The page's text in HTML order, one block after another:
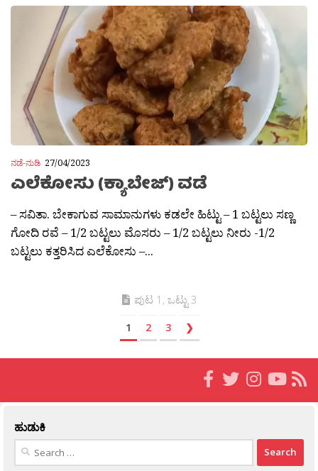
ನಡೆ-ನುಡಿ 27/04/2023
ಎಲೆಕೋಸು (ಕ್ಯಾಬೇಜ್) ವಡೆ
– ಸವಿತಾ. ಬೇಕಾಗುವ ಸಾಮಾನುಗಳು ಕಡಲೇ ಹಿಟ್ಟು – 1 ಬಟ್ಟಲು ಸಣ್ಣ
ಗೋದಿ ರವೆ – 1/2 ಬಟ್ಟಲು ಮೊಸರು – 1/2 ಬಟ್ಟಲು ನೀರು -1/2
ಬಟ್ಟಲು ಕತ್ತರಿಸಿದ ಎಲೆಕೋಸು –...
ಪುಟ 1, ಒಟ್ಟು 3
1 2 3 ❯
ಹುಡುಕಿ
Search